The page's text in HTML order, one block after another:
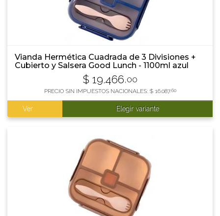
Vianda Hermética Cuadrada de 3 Divisiones +
Cubierto y Salsera Good Lunch - 1100ml azul
$ 19.466,00
PRECIO SIN IMPUESTOS NACIONALES: $ 16.087,60
Ver Elegir variante